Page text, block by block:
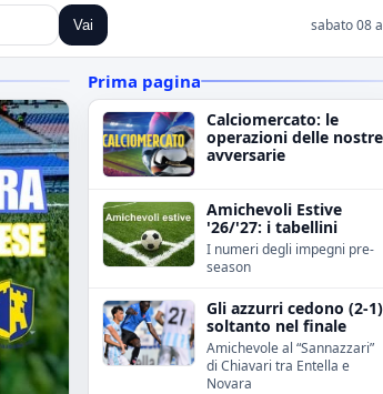
Vai sabato 08
Prima pagina
Calciomercato: le
operazioni delle nostre
avversarie
Amichevoli Estive
'26/'27: i tabellini
I numeri degli impegni pre-
season
Gli azzurri cedono (2-1)
soltanto nel finale
Amichevole al “Sannazzari”
di Chiavari tra Entella e
Novara